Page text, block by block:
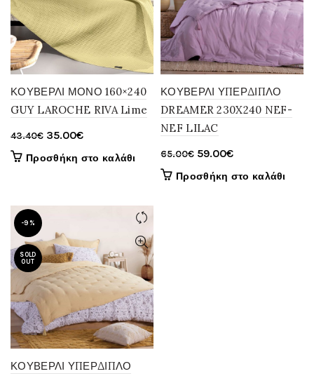
ΚΟΥΒΕΡΛΙ ΜΟΝΟ 160×240
GUY LAROCHE RIVA Lime
43.40€ Original
price
35.00€Η
τρέχουσα
35.00€.
Προσθήκη στο καλάθι
ΚΟΥΒΕΡΛΙ ΥΠΕΡΔΙΠΛΟ
DREAMER 230X240 NEF-
NEF LILAC
65.00€ Original
price
59.00€Η
τρέχουσα
Προσθήκη στο καλάθι
-9%
SOLD
OUT
ΚΟΥΒΕΡΛΙ ΥΠΕΡΔΙΠΛΟ